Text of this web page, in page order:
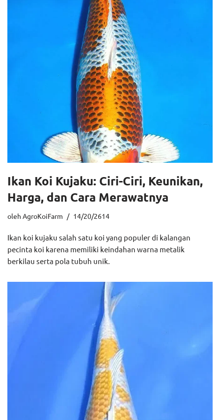
Ikan Koi Kujaku: Ciri-Ciri, Keunikan,
Harga, dan Cara Merawatnya
oleh AgroKoiFarm 14/20/2614
Ikan koi kujaku salah satu koi yang populer di kalangan
pecinta koi karena memiliki keindahan warna metalik
berkilau serta pola tubuh unik.